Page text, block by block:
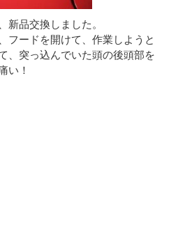
新品交換しました。
フードを開けて、作業しようと
、突っ込んでいた頭の後頭部を
い！